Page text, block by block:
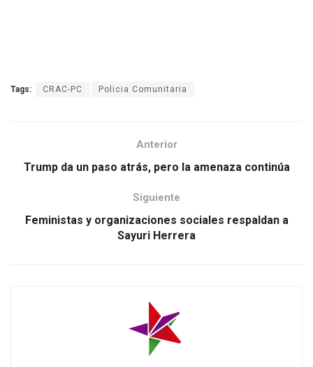
Tags: CRAC-PC Policia Comunitaria
Anterior
Trump da un paso atrás, pero la amenaza continúa
Siguiente
Feministas y organizaciones sociales respaldan a
Sayuri Herrera